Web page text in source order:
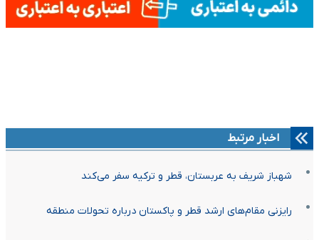
اخبار مرتبط
شهباز شریف به عربستان، قطر و ترکیه سفر می‌کند
رایزنی مقام‌های ارشد قطر و پاکستان درباره تحولات منطقه